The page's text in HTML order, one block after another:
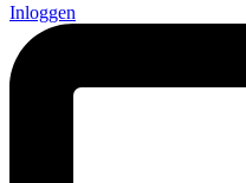
Inloggen